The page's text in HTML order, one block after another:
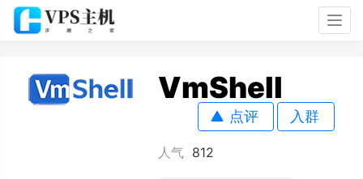
VmShell
点评 入群
人气 812